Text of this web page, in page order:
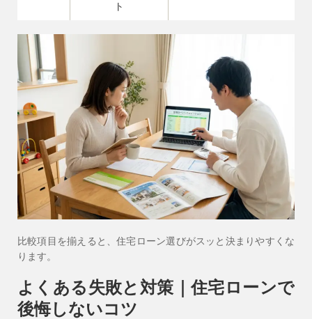
ト
比較項目を揃えると、住宅ローン選びがスッと決まりやすくな
ります。
よくある失敗と対策｜住宅ローンで
後悔しないコツ